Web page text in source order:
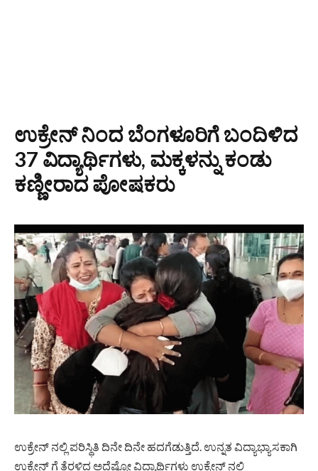
ಉಕ್ರೇನ್ ನಿಂದ ಬೆಂಗಳೂರಿಗೆ ಬಂದಿಳಿದ
37 ವಿದ್ಯಾರ್ಥಿಗಳು, ಮಕ್ಕಳನ್ನು ಕಂಡು
ಕಣ್ಣೀರಾದ ಪೋಷಕರು
ಉಕ್ರೇನ್ ನಲ್ಲಿ ಪರಿಸ್ಥಿತಿ ದಿನೇ ದಿನೇ ಹದಗೆಡುತ್ತಿದೆ. ಉನ್ನತ ವಿದ್ಯಾಭ್ಯಾಸಕಾಗಿ
ಉಕ್ರೇನ್ ಗೆ ತೆರಳಿದ್ದ ಅದೆಷ್ಟೋ ವಿದ್ಯಾರ್ಥಿಗಳು ಉಕ್ರೇನ್ ನಲ್ಲಿ